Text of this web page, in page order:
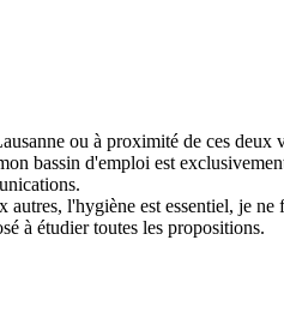
ou à proximité de ces
bassin d'emploi est
autres, l'hygiène est essentiel, je ne
à étudier toutes les propositions.